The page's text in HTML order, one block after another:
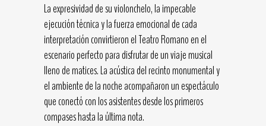
La expresividad de su violonchelo, la impecable
ejecución técnica y la fuerza emocional de cada
interpretación convirtieron el Teatro Romano en el
escenario perfecto para disfrutar de un viaje musical
lleno de matices. La acústica del recinto monumental y
el ambiente de la noche acompañaron un espectáculo
que conectó con los asistentes desde los primeros
compases hasta la última nota.